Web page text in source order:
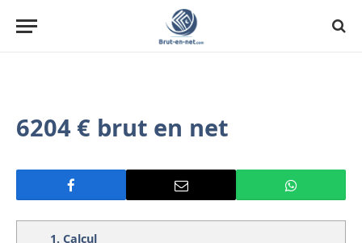
6204 € brut en net
1. Calcul